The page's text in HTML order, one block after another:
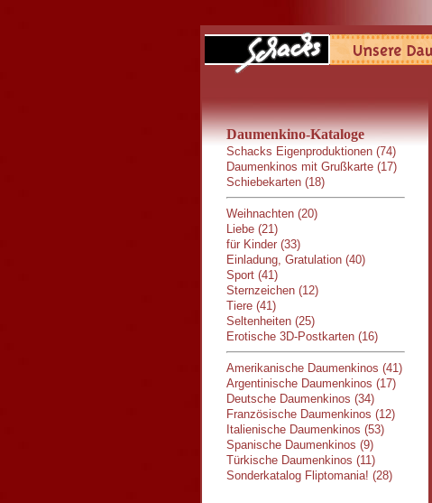
Daumenkino-Kataloge
Schacks Eigenproduktionen (74)
Daumenkinos mit Grußkarte (17)
Schiebekarten (18)
Weihnachten (20)
Liebe (21)
für Kinder (33)
Einladung, Gratulation (40)
Sport (41)
Sternzeichen (12)
Tiere (41)
Seltenheiten (25)
Erotische 3D-Postkarten (16)
Amerikanische Daumenkinos (41)
Argentinische Daumenkinos (17)
Deutsche Daumenkinos (34)
Französische Daumenkinos (12)
Italienische Daumenkinos (53)
Spanische Daumenkinos (9)
Türkische Daumenkinos (11)
Sonderkatalog Fliptomania! (28)